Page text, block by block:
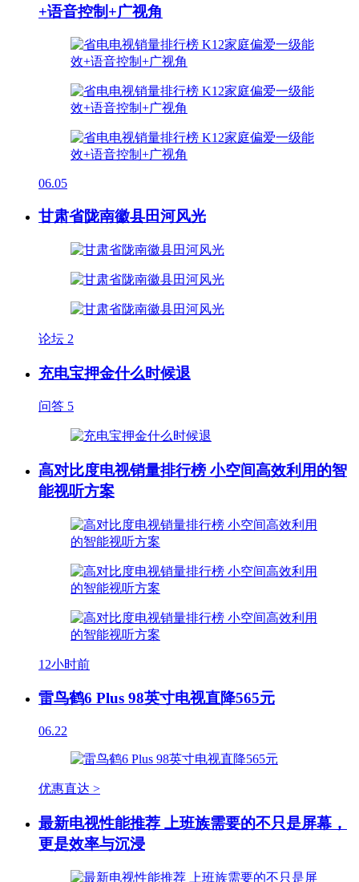
+语音控制+广视角
06.05
甘肃省陇南徽县田河风光
论坛 2
充电宝押金什么时候退
问答 5
高对比度电视销量排行榜 小空间高效利用的智
能视听方案
12小时前
雷鸟鹤6 Plus 98英寸电视直降565元
06.22
优惠直达 >
最新电视性能推荐 上班族需要的不只是屏幕，
更是效率与沉浸